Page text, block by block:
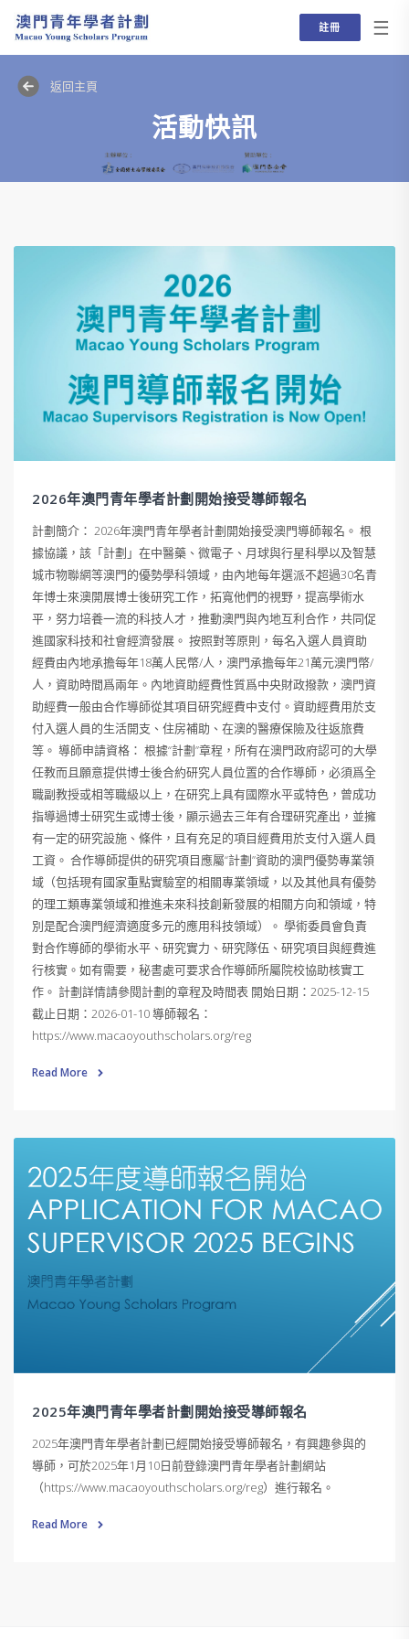
註冊 ☰
返回主頁
活動快訊
2026年澳門青年學者計劃開始接受導師報名
計劃簡介： 2026年澳門青年學者計劃開始接受澳門導師報名。 根
據協議，該「計劃」在中醫藥、微電子、月球與行星科學以及智慧
城市物聯網等澳門的優勢學科領域，由內地每年選派不超過30名青
年博士來澳開展博士後研究工作，拓寬他們的視野，提高學術水
平，努力培養一流的科技人才，推動澳門與內地互利合作，共同促
進國家科技和社會經濟發展。 按照對等原則，每名入選人員資助
經費由內地承擔每年18萬人民幣/人，澳門承擔每年21萬元澳門幣/
人，資助時間爲兩年。內地資助經費性質爲中央財政撥款，澳門資
助經費一般由合作導師從其項目研究經費中支付。資助經費用於支
付入選人員的生活開支、住房補助、在澳的醫療保險及往返旅費
等。 導師申請資格： 根據“計劃”章程，所有在澳門政府認可的大學
任教而且願意提供博士後合約研究人員位置的合作導師，必須爲全
職副教授或相等職級以上，在研究上具有國際水平或特色，曾成功
指導過博士研究生或博士後，顯示過去三年有合理研究產出，並擁
有一定的研究設施、條件，且有充足的項目經費用於支付入選人員
工資。 合作導師提供的研究項目應屬“計劃”資助的澳門優勢專業領
域（包括現有國家重點實驗室的相關專業領域，以及其他具有優勢
的理工類專業領域和推進未來科技創新發展的相關方向和領域，特
別是配合澳門經濟適度多元的應用科技領域）。 學術委員會負責
對合作導師的學術水平、研究實力、研究隊伍、研究項目與經費進
行核實。如有需要，秘書處可要求合作導師所屬院校協助核實工
作。 計劃詳情請參閱計劃的章程及時間表 開始日期：2025-12-15
截止日期：2026-01-10 導師報名：
https://www.macaoyouthscholars.org/reg
Read More
2025年澳門青年學者計劃開始接受導師報名
2025年澳門青年學者計劃已經開始接受導師報名，有興趣參與的
導師，可於2025年1月10日前登錄澳門青年學者計劃網站
（https://www.macaoyouthscholars.org/reg）進行報名。
Read More